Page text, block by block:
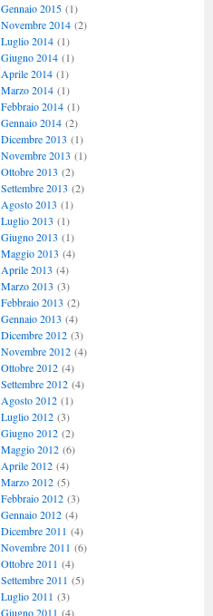
Gennaio 2015(1)
Novembre 2014(2)
Luglio 2014(1)
Giugno 2014(1)
Aprile 2014(1)
Marzo 2014(1)
Febbraio 2014(1)
Gennaio 2014(2)
Dicembre 2013 (1)
Novembre 2013 (1)
Ottobre 2013 (2)
Settembre 2013 (2)
Agosto 2013 (1)
Luglio 2013 (1)
Giugno 2013 (1)
Maggio 2013 (4)
Aprile 2013 (4)
Marzo 2013 (3)
Febbraio 2013 (2)
Gennaio 2013 (4)
Dicembre 2012(3)
Novembre 2012(4)
Ottobre 2012(4)
Settembre 2012(4)
Agosto 2012(1)
Luglio 2012(3)
Giugno 2012(2)
Maggio 2012(6)
Aprile 2012(4)
Marzo 2012(5)
Febbraio 2012(3)
Gennaio 2012(4)
Dicembre 2011 (4)
Novembre 2011 (6)
Ottobre 2011 (4)
Settembre 2011 (5)
Luglio 2011 (3)
Giugno 2011 (4)